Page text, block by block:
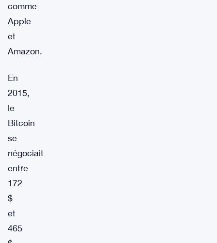
comme
Apple
et
Amazon.
En
2015,
le
Bitcoin
se
négociait
entre
172
$
et
465